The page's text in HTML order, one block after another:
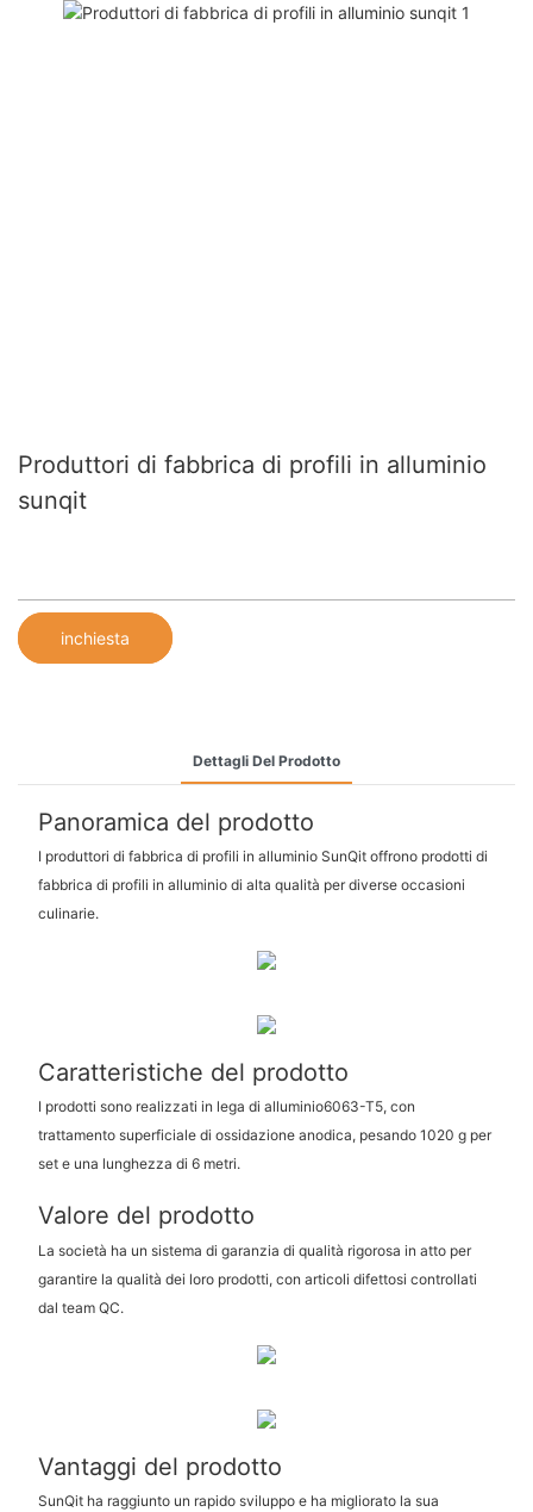
Produttori di fabbrica di profili in alluminio
sunqit
inchiesta
Dettagli Del Prodotto
Panoramica del prodotto
I produttori di fabbrica di profili in alluminio SunQit offrono prodotti di
fabbrica di profili in alluminio di alta qualità per diverse occasioni
culinarie.
Caratteristiche del prodotto
I prodotti sono realizzati in lega di alluminio6063-T5, con
trattamento superficiale di ossidazione anodica, pesando 1020 g per
set e una lunghezza di 6 metri.
Valore del prodotto
La società ha un sistema di garanzia di qualità rigorosa in atto per
garantire la qualità dei loro prodotti, con articoli difettosi controllati
dal team QC.
Vantaggi del prodotto
SunQit ha raggiunto un rapido sviluppo e ha migliorato la sua